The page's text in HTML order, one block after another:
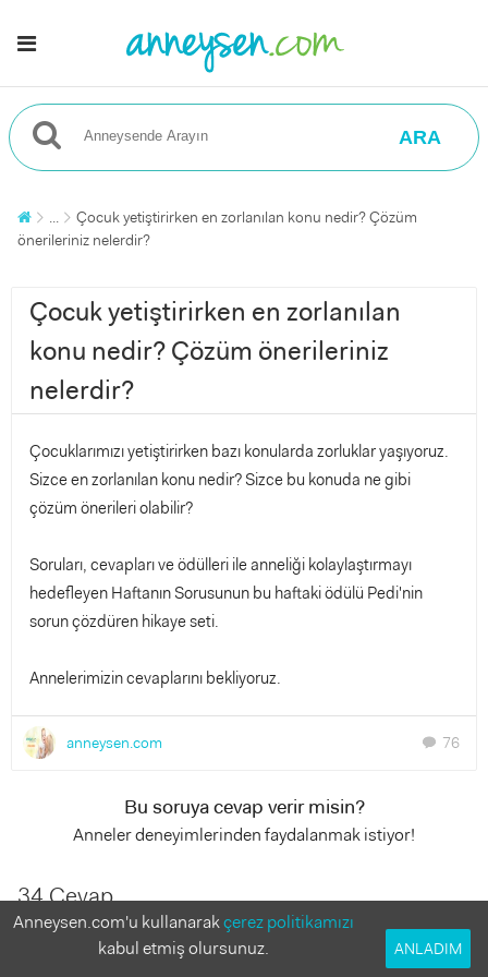
ARA
...
Çocuk yetiştirirken en zorlanılan konu nedir? Çözüm
önerileriniz nelerdir?
Çocuk yetiştirirken en zorlanılan
konu nedir? Çözüm önerileriniz
nelerdir?
Çocuklarımızı yetiştirirken bazı konularda zorluklar yaşıyoruz.
Sizce en zorlanılan konu nedir? Sizce bu konuda ne gibi
çözüm önerileri olabilir?
Soruları, cevapları ve ödülleri ile anneliği kolaylaştırmayı
hedefleyen Haftanın Sorusunun bu haftaki ödülü Pedi'nin
sorun çözdüren hikaye seti.
Annelerimizin cevaplarını bekliyoruz.
anneysen.com chat 76
Bu soruya cevap verir misin?
Anneler deneyimlerinden faydalanmak istiyor!
34 Cevap
rumu
Anneysen.com'u kullanarakçerez politikamızı
kabul etmiş olursunuz.
ANLADIM